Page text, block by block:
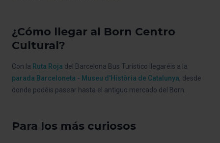
¿Cómo llegar al Born Centro
Cultural?
Con la Ruta Roja del Barcelona Bus Turístico llegaréis a la
parada Barceloneta - Museu d'Història de Catalunya, desde
donde podéis pasear hasta el antiguo mercado del Born.
Para los más curiosos